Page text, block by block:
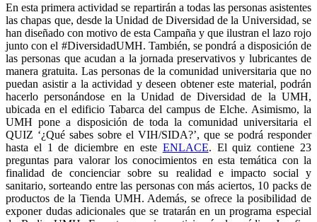
En esta primera actividad se repartirán a todas las personas asistentes
las chapas que, desde la Unidad de Diversidad de la Universidad, se
han diseñado con motivo de esta Campaña y que ilustran el lazo rojo
junto con el #DiversidadUMH. También, se pondrá a disposición de
las personas que acudan a la jornada preservativos y lubricantes de
manera gratuita. Las personas de la comunidad universitaria que no
puedan asistir a la actividad y deseen obtener este material, podrán
hacerlo personándose en la Unidad de Diversidad de la UMH,
ubicada en el edificio Tabarca del campus de Elche. Asimismo, la
UMH pone a disposición de toda la comunidad universitaria el
QUIZ ‘¿Qué sabes sobre el VIH/SIDA?’, que se podrá responder
hasta el 1 de diciembre en este ENLACE. El quiz contiene 23
preguntas para valorar los conocimientos en esta temática con la
finalidad de concienciar sobre su realidad e impacto social y
sanitario, sorteando entre las personas con más aciertos, 10 packs de
productos de la Tienda UMH. Además, se ofrece la posibilidad de
exponer dudas adicionales que se tratarán en un programa especial